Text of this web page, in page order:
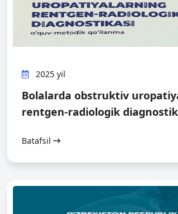
2025 yil
Bolalarda obstruktiv
rentgen-radiologik
Batafsil